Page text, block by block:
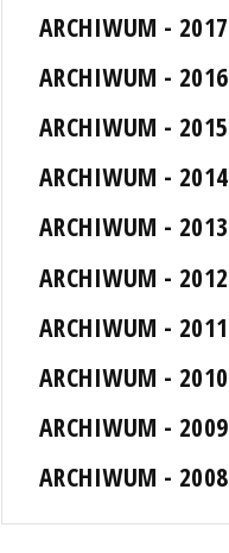
ARCHIWUM - 2017
ARCHIWUM - 2016
ARCHIWUM - 2015
ARCHIWUM - 2014
ARCHIWUM - 2013
ARCHIWUM - 2012
ARCHIWUM - 2011
ARCHIWUM - 2010
ARCHIWUM - 2009
ARCHIWUM - 2008